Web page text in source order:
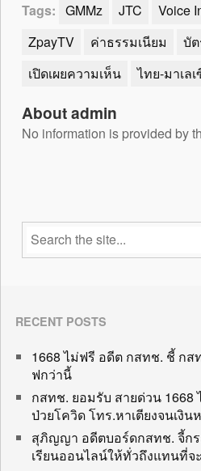
Tags: GMMz JTC Voice
ZpayTV
ค่าธรรมเนียม
บั
เปิดเผยความเห็น
ไทย-มาเลเ
About admin
No information is provided by
RECENT POSTS
1668 ไม่ฟรี อดีต กสทช. ชี้ ก
ฟกว่านี้
กสทช. ยอมรับ สายด่วน
ป่วยโควิด โทร.หาเตียงจนเงิน
สุภิญญา อดีตบอร์ดกสทช. จี้ก
เรียนออนไลน์ให้ทั่วถึงแทนที่จ